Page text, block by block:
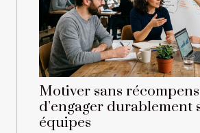
Motiver sans
d’engager durablement
équipes